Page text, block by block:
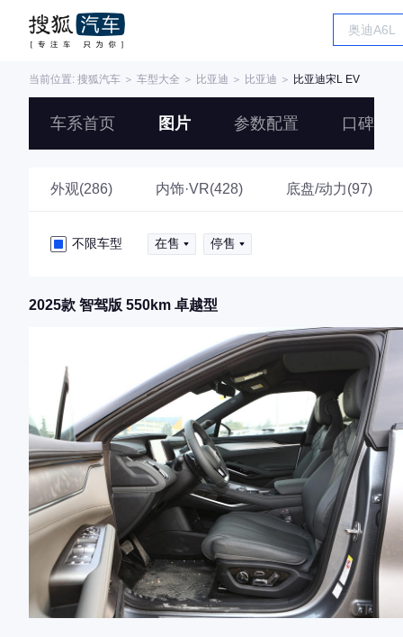
当前位置: 搜狐汽车 ＞ 车型大全 ＞ 比亚迪 ＞ 比亚迪 ＞ 比亚迪宋L EV
车系首页 图片 参数配置 口碑
外观(286) 内饰·VR(428) 底盘/动力(97)
不限车型 在售 停售
2025款 智驾版 550km 卓越型